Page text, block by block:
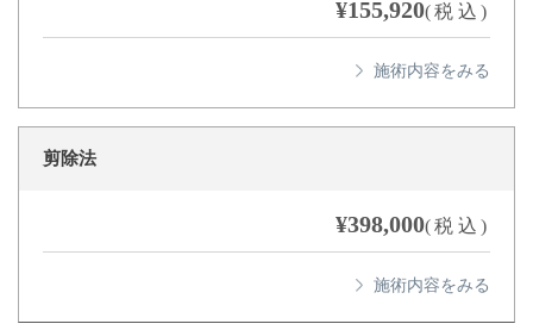
¥155,920(税込)
剪除法
¥398,000(税込)